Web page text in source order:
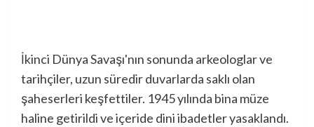
İkinci Dünya Savaşı'nın sonunda arkeologlar ve
tarihçiler, uzun süredir duvarlarda saklı olan
şaheserleri keşfettiler. 1945 yılında bina müze
haline getirildi ve içeride dini ibadetler yasaklandı.